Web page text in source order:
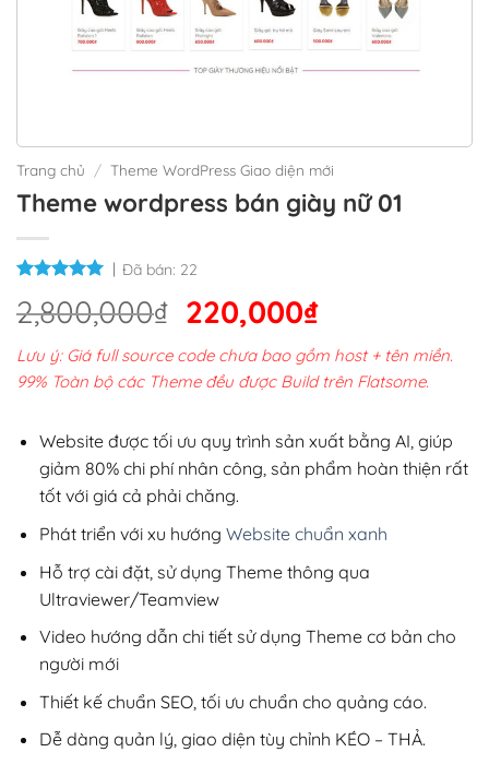
Trang chủ / Theme WordPress Giao diện mới
Theme wordpress bán giày nữ 01
Đã bán: 22
2,800,000₫ Giá
gốc
là:
2,800,000₫.
220,000₫Giá
hiện
tại
220,000₫.
Lưu ý: Giá full source code chưa bao gồm host + tên miền.
99% Toàn bộ các Theme đều được Build trên Flatsome.
Website được tối ưu quy trình sản xuất bằng AI, giúp
giảm 80% chi phí nhân công, sản phẩm hoàn thiện rất
tốt với giá cả phải chăng.
Phát triển với xu hướng Website chuẩn xanh
Hỗ trợ cài đặt, sử dụng Theme thông qua
Ultraviewer/Teamview
Video hướng dẫn chi tiết sử dụng Theme cơ bản cho
người mới
Thiết kế chuẩn SEO, tối ưu chuẩn cho quảng cáo.
Dễ dàng quản lý, giao diện tùy chỉnh KÉO – THẢ.